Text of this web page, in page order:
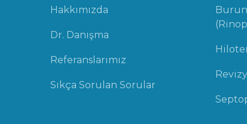
Hakkımızda
Dr. Danışma
Referanslarımız
Sıkça Sorulan Sorular